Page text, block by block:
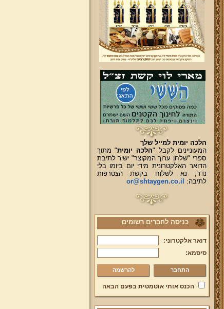
הלכה יומית למייל שלך
המעוניינים לקבל "הלכה יומית" מתוך
ספרי "שלחן ערוך המקוצר" ישיר לתיבת
הדואר האלקטרונית מידי יום ביומו בלי
נדר, נא לשלוח בקשת הצטרפות
לתיבה:
or@shtaygen.co.il
כניסה לחברים רשומים
דואר אלקטרוני:
סיסמא:
להרשמה
הכנס אותי אוטמטית בפעם הבאה